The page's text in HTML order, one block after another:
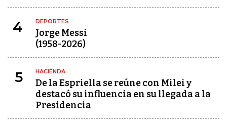
4 DEPORTES
Jorge Messi
(1958-2026)
5 HACIENDA
De la Espriella se reúne con Milei y
destacó su influencia en su llegada a la
Presidencia